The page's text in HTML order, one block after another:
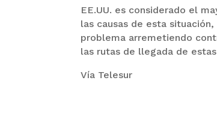
EE.UU. es considerado el
las causas de esta
problema arremetiendo
las rutas de llegada de
Vía Telesur